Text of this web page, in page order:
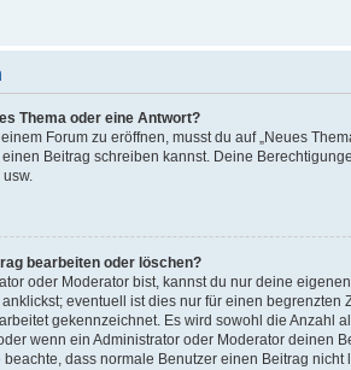
Thema oder eine Antwort?
Forum zu eröffnen, musst du auf „Neues
Beitrag schreiben kannst. Deine
bearbeiten oder löschen?
oder Moderator bist, kannst du nur deine
eventuell ist dies nur für einen
gekennzeichnet. Es wird sowohl die Anzahl
wenn ein Administrator oder Moderator deinen
dass normale Benutzer einen Beitrag